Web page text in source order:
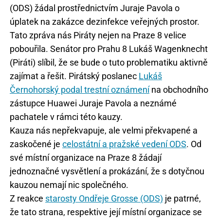
(ODS) žádal prostřednictvím Juraje Pavola o
úplatek na zakázce dezinfekce veřejných prostor.
Tato zpráva nás Piráty nejen na Praze 8 velice
pobouřila. Senátor pro Prahu 8 Lukáš Wagenknecht
(Piráti) slíbil, že se bude o tuto problematiku aktivně
zajímat a řešit. Pirátský poslanec Lukáš
Černohorský podal trestní oznámenína obchodního
zástupce Huawei Juraje Pavola a neznámé
pachatele v rámci této kauzy.
Kauza nás nepřekvapuje, ale velmi překvapené a
zaskočené je celostátní a pražské vedení ODS. Od
své místní organizace na Praze 8 žádají
jednoznačné vysvětlení a prokázání, že s dotyčnou
kauzou nemají nic společného.
Z reakce starosty Ondřeje Grosse (ODS) je patrné,
že tato strana, respektive její místní organizace se